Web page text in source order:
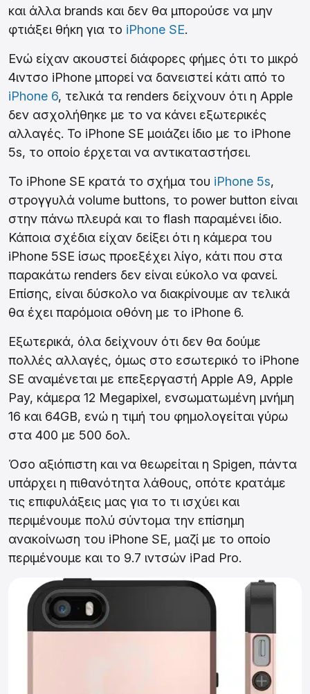
και άλλα brands και δεν θα μπορούσε να μην
φτιάξει θήκη για το iPhone SE.
Ενώ είχαν ακουστεί διάφορες φήμες ότι το μικρό
4ιντσο iPhone μπορεί να δανειστεί κάτι από το
iPhone 6, τελικά τα renders δείχνουν ότι η Apple
δεν ασχολήθηκε με το να κάνει εξωτερικές
αλλαγές. Το iPhone SE μοιάζει ίδιο με το iPhone
5s, το οποίο έρχεται να αντικαταστήσει.
Το iPhone SE κρατά το σχήμα του iPhone 5s,
στρογγυλά volume buttons, το power button είναι
στην πάνω πλευρά και το flash παραμένει ίδιο.
Κάποια σχέδια είχαν δείξει ότι η κάμερα του
iPhone 5SE ίσως προεξέχει λίγο, κάτι που στα
παρακάτω renders δεν είναι εύκολο να φανεί.
Επίσης, είναι δύσκολο να διακρίνουμε αν τελικά
θα έχει παρόμοια οθόνη με το iPhone 6.
Εξωτερικά, όλα δείχνουν ότι δεν θα δούμε
πολλές αλλαγές, όμως στο εσωτερικό το iPhone
SE αναμένεται με επεξεργαστή Apple A9, Apple
Pay, κάμερα 12 Megapixel, ενσωματωμένη μνήμη
16 και 64GB, ενώ η τιμή του φημολογείται γύρω
στα 400 με 500 δολ.
Όσο αξιόπιστη και να θεωρείται η Spigen, πάντα
υπάρχει η πιθανότητα λάθους, οπότε κρατάμε
τις επιφυλάξεις μας για το τι ισχύει και
περιμένουμε πολύ σύντομα την επίσημη
ανακοίνωση του iPhone SE, μαζί με το οποίο
περιμένουμε και το 9.7 ιντσών iPad Pro.